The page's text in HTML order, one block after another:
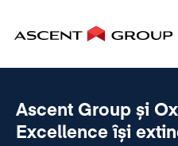
Ascent Group și
Excellence își